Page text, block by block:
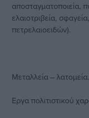
αποσταγματοποιεία,
ελαιοτριβεία,
πετρελαιοειδών).
Μεταλλεία – λατομεία.
Εργα πολιτιστικού